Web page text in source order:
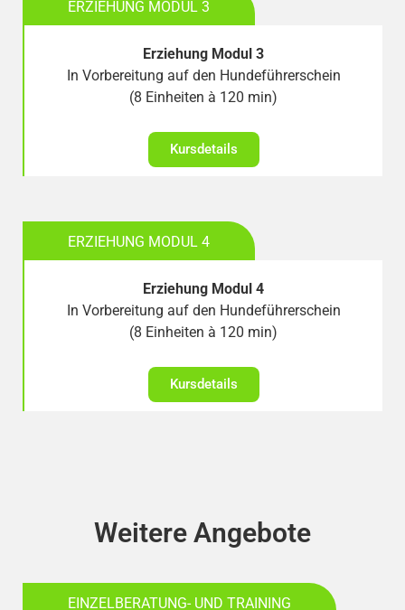
ERZIEHUNG MODUL 3
Erziehung Modul 3
In Vorbereitung auf den Hundeführerschein
(8 Einheiten à 120 min)
Kursdetails
ERZIEHUNG MODUL 4
Erziehung Modul 4
In Vorbereitung auf den Hundeführerschein
(8 Einheiten à 120 min)
Kursdetails
Weitere Angebote
EINZELBERATUNG- UND TRAINING